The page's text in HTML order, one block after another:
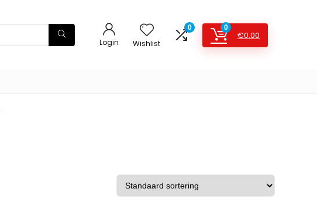
Login Wishlist
0 0
€0.00